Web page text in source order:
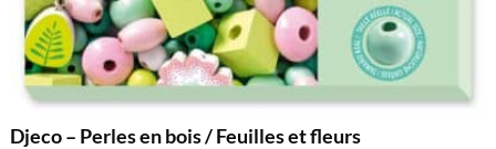
Djeco – Perles en bois / Feuilles et fleurs